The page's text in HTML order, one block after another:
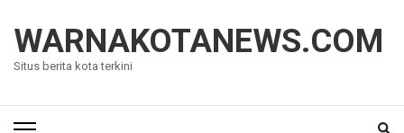
konten
(Tekan
WARNAKOTANEWS.COM
Situs berita kota terkini